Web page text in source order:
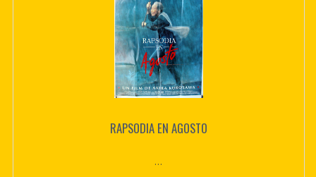
RAPSODIA EN AGOSTO
...